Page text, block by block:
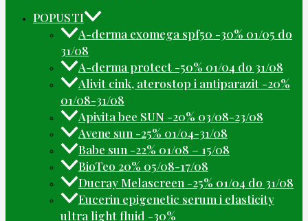
POPUSTI
A-derma exomega spf50 -30% 01/05 do
31/08
A-derma protect -50% 01/04 do 31/08
Alivit cink, aterostop i antiparazit -20%
01/08-31/08
Apivita bee SUN -20% 03/08-23/08
Avene sun -25% 01/04-31/08
Babe sun -22% 01/08 – 15/08
BioTeo 20% 05/08-17/08
Ducray Melascreen -25% 01/04 do 31/08
Eucerin epigenetic serum i elasticity
ultra light fluid -30%